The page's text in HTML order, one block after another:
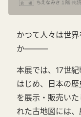
かつて人々は世
か―――
本展では、17世
はじめ、日本の
を展示・販売い
れた古地図には